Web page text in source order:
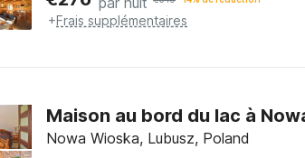
+Frais supplémentaires
Maison au bord du lac à
Nowa Wioska, Lubusz, Poland